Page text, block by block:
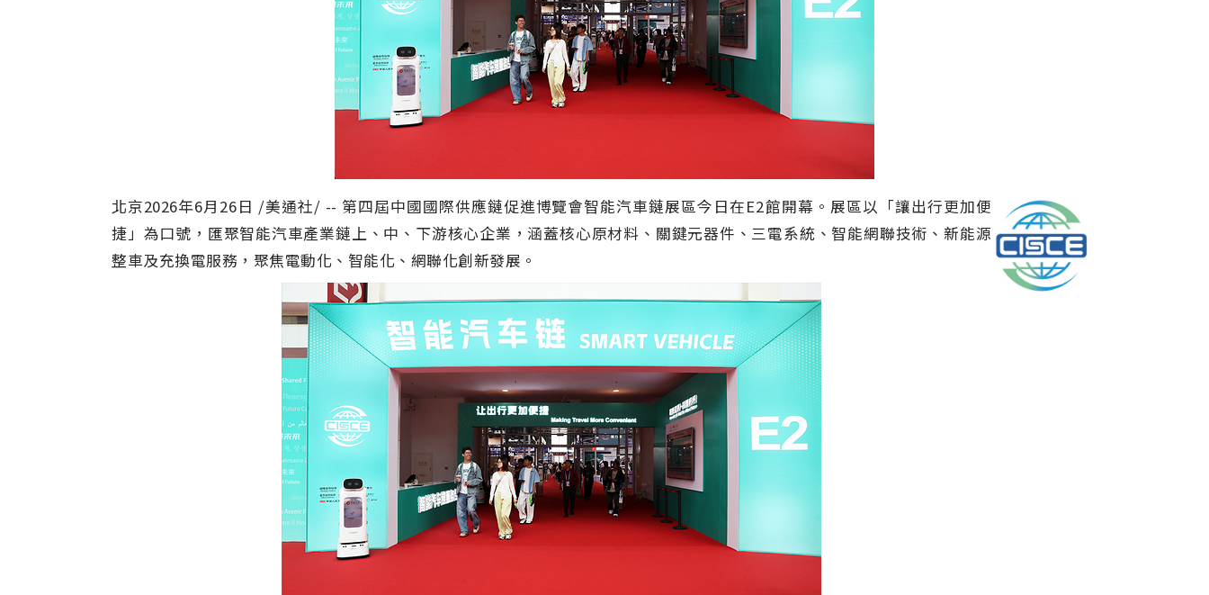
北京2026年6月26日 /美通社/ -- 第四屆中國國際供應鏈促進博覽會智能汽車鏈展區今日在E2館開幕。展區以「讓出行更加便
捷」 為口號，匯聚智能汽車產業鏈上、中、下游核心企業，涵蓋核心原材料、關鍵元器件、三電系統、智能網聯技術、新能源
整車及充換電服務，聚焦電動化、智能化、網聯化創新發展。